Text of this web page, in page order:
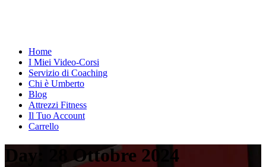
Home
I Miei Video-Corsi
Servizio di Coaching
Chi è Umberto
Blog
Attrezzi Fitness
Il Tuo Account
Carrello
Day: 28 Ottobre 2024